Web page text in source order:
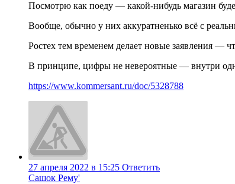
Посмотрю как поеду — какой-нибудь магазин
Вообще, обычно у них аккуратненько всё с
Ростех тем временем делает новые заявления —
В принципе, цифры не невероятные — внутри
https://www.kommersant.ru/doc/5328788
27 апреля 2022 в 15:25 Ответить
Сашок Рему'